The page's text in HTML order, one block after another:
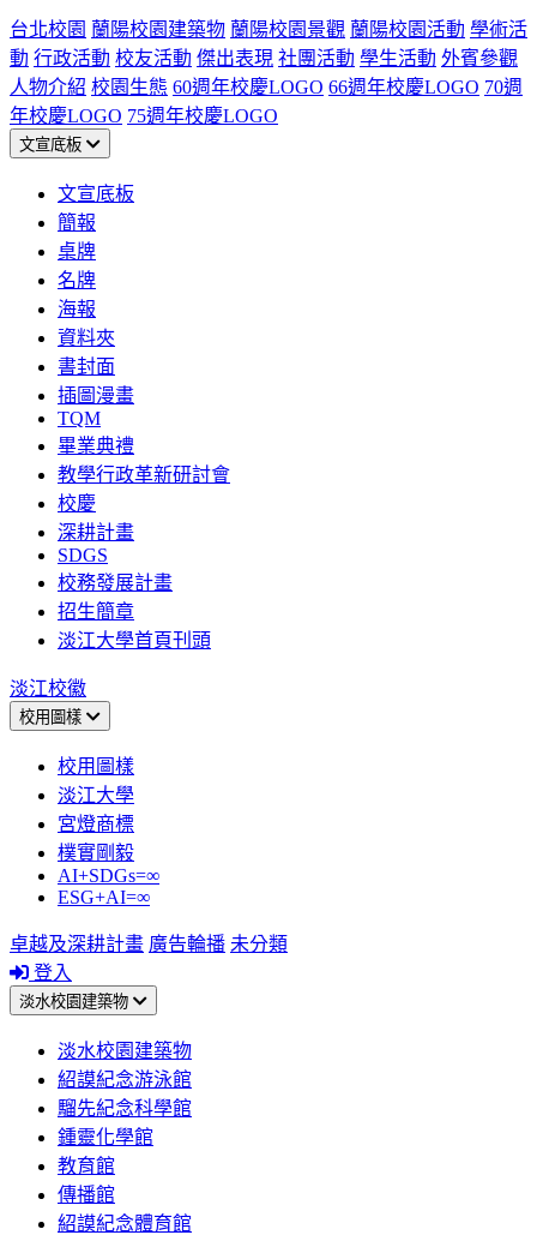
台北校園 蘭陽校園建築物 蘭陽校園景觀 蘭陽校園活動 學術活
動 行政活動 校友活動 傑出表現 社團活動 學生活動 外賓參觀
人物介紹 校園生態 60週年校慶LOGO 66週年校慶LOGO 70週
年校慶LOGO 75週年校慶LOGO
文宣底板
文宣底板
簡報
桌牌
名牌
海報
資料夾
書封面
插圖漫畫
TQM
畢業典禮
教學行政革新研討會
校慶
深耕計畫
SDGS
校務發展計畫
招生簡章
淡江大學首頁刊頭
淡江校徽
校用圖樣
校用圖樣
淡江大學
宮燈商標
樸實剛毅
AI+SDGs=∞
ESG+AI=∞
卓越及深耕計畫 廣告輪播 未分類
登入
淡水校園建築物
淡水校園建築物
紹謨紀念游泳館
騮先紀念科學館
鍾靈化學館
教育館
傳播館
紹謨紀念體育館